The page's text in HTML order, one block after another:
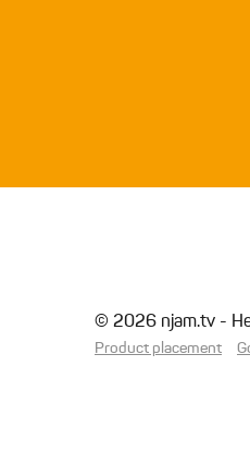
© 2026 njam.tv -
Product placement